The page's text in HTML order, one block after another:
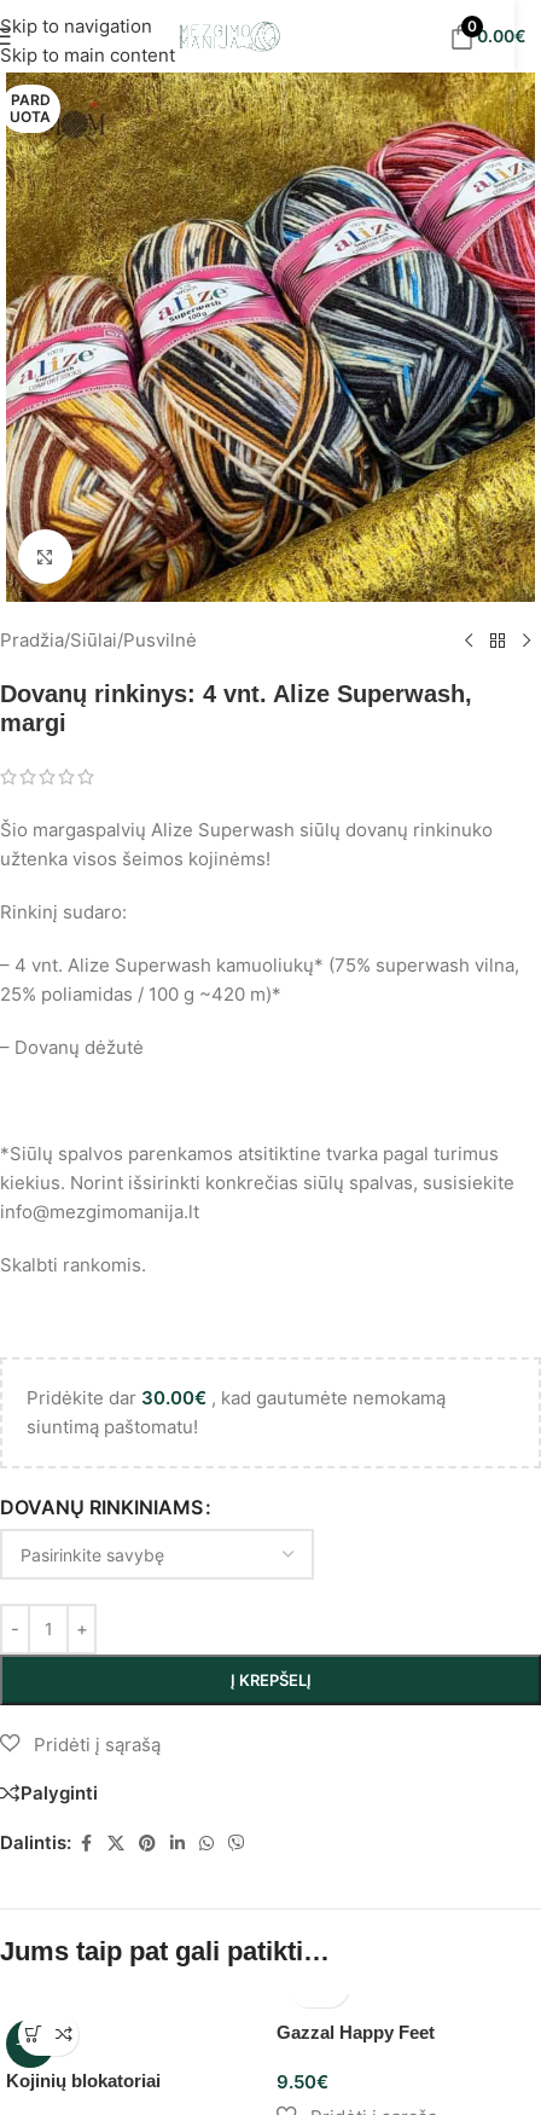
Skip to navigation
Skip to main content
eur!
00.00€
PARD
UOTA
Spustelėkite, norėdami padidinti
Pradžia/Siūlai/Pusvilnė
Dovanų rinkinys: 4 vnt. Alize Superwash,
margi
Šio margaspalvių Alize Superwash siūlų dovanų rinkinuko
užtenka visos šeimos kojinėms!
Rinkinį sudaro:
– 4 vnt. Alize Superwash kamuoliukų* (75% superwash vilna,
25% poliamidas / 100 g ~420 m)*
– Dovanų dėžutė
*Siūlų spalvos parenkamos atsitiktine tvarka pagal turimus
kiekius. Norint išsirinkti konkrečias siūlų spalvas, susisiekite
info@mezgimomanija.lt
Skalbti rankomis.
Pridėkite dar 30.00€ , kad gautumėte nemokamą
siuntimą paštomatu!
DOVANŲ RINKINIAMS
Į KREPŠELĮ
Palyginti
Dalintis:
Jums taip pat gali patikti…
-10%
Kojinių blokatoriai
Gazzal Happy Feet
9.50€